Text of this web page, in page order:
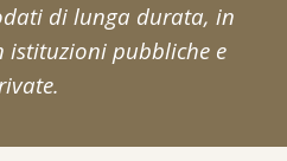
di lunga durata, in
istituzioni pubbliche e